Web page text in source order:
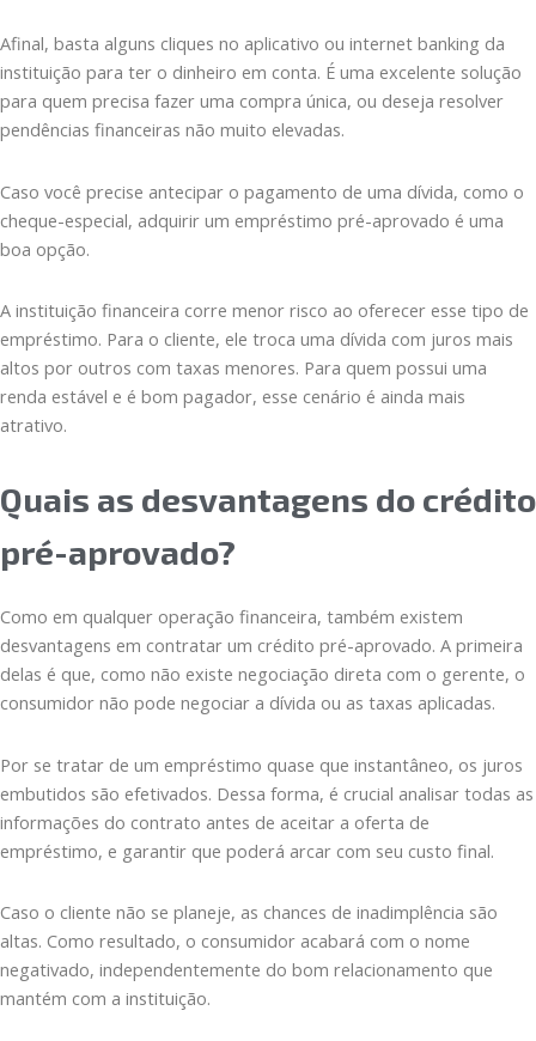
Afinal, basta alguns cliques no aplicativo ou internet banking da
instituição para ter o dinheiro em conta. É uma excelente solução
para quem precisa fazer uma compra única, ou deseja resolver
pendências financeiras não muito elevadas.
Caso você precise antecipar o pagamento de uma dívida, como o
cheque-especial, adquirir um empréstimo pré-aprovado é uma
boa opção.
A instituição financeira corre menor risco ao oferecer esse tipo de
empréstimo. Para o cliente, ele troca uma dívida com juros mais
altos por outros com taxas menores. Para quem possui uma
renda estável e é bom pagador, esse cenário é ainda mais
atrativo.
Quais as desvantagens do crédito
pré-aprovado?
Como em qualquer operação financeira, também existem
desvantagens em contratar um crédito pré-aprovado. A primeira
delas é que, como não existe negociação direta com o gerente, o
consumidor não pode negociar a dívida ou as taxas aplicadas.
Por se tratar de um empréstimo quase que instantâneo, os juros
embutidos são efetivados. Dessa forma, é crucial analisar todas as
informações do contrato antes de aceitar a oferta de
empréstimo, e garantir que poderá arcar com seu custo final.
Caso o cliente não se planeje, as chances de inadimplência são
altas. Como resultado, o consumidor acabará com o nome
negativado, independentemente do bom relacionamento que
mantém com a instituição.